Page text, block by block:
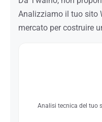
Analizziamo il tuo sito
mercato per costruire
Analisi tecnica del tuo